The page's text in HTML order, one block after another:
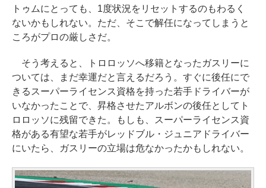
トゥムにとっても、1度状況をリセットするのもわるく
ないかもしれない。ただ、そこで解任になってしまうと
ころがプロの厳しさだ。
そう考えると、トロロッソへ移籍となったガスリーに
ついては、まだ幸運だと言えるだろう。すぐに後任にで
きるスーパーライセンス資格を持った若手ドライバーが
いなかったことで、昇格させたアルボンの後任としてト
ロロッソに残留できた。もしも、スーパーライセンス資
格がある有望な若手がレッドブル・ジュニアドライバー
にいたら、ガスリーの立場は危なかったかもしれない。